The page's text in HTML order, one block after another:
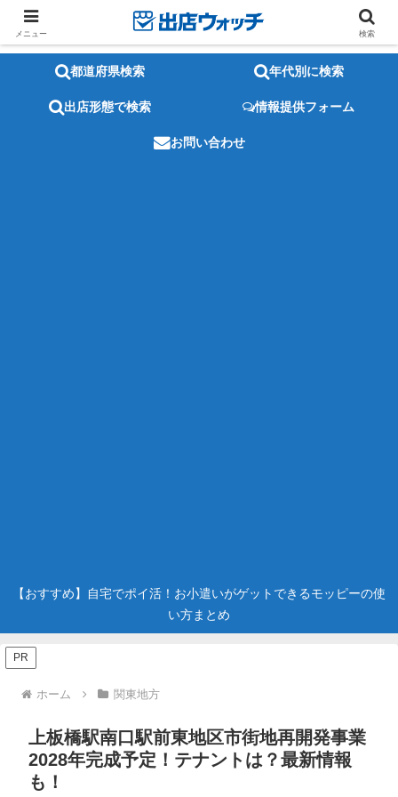
都道府県検索 年代別に検索
出店形態で検索 情報提供フォーム
お問い合わせ
【おすすめ】自宅でポイ活！お小遣いがゲットできるモッピーの使
い方まとめ
PR
ホーム 関東地方
上板橋駅南口駅前東地区市街地再開発事業
2028年完成予定！テナントは？最新情報
も！
メニュー 検索